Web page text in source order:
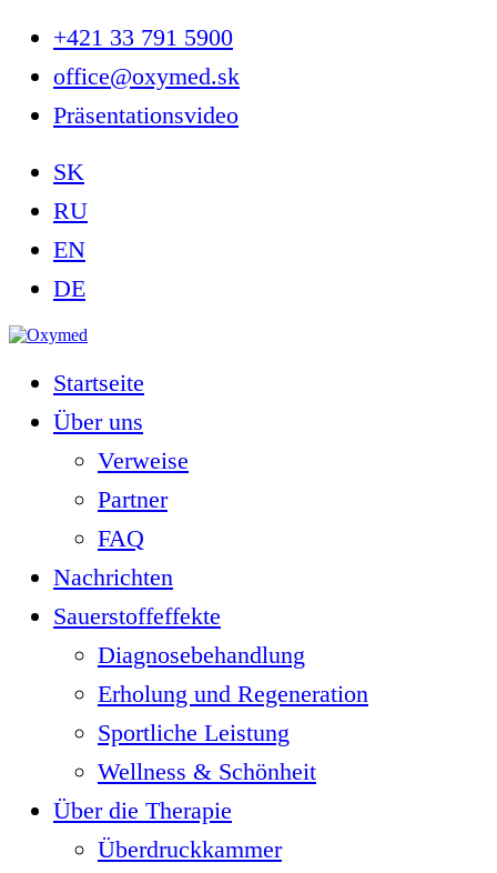
+421 33 791 5900
office@oxymed.sk
Präsentationsvideo
SK
RU
EN
DE
Startseite
Über uns
Verweise
Partner
FAQ
Nachrichten
Sauerstoffeffekte
Diagnosebehandlung
Erholung und Regeneration
Sportliche Leistung
Wellness & Schönheit
Über die Therapie
Überdruckkammer